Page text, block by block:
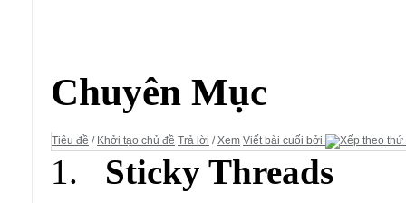
Chuyên Mục
Tiêu đề / Khởi tạo chủ đề Trả lời /Xem Viết bài cuối bởi
Sticky Threads